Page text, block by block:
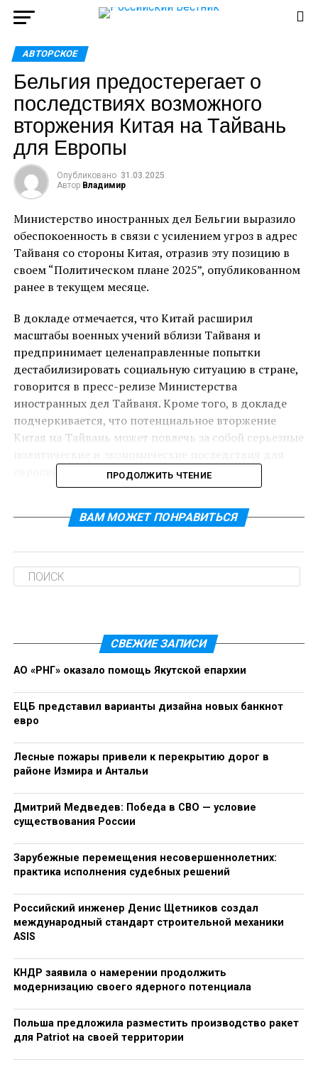
АВТОРСКОЕ
Бельгия предостерегает о
последствиях возможного
вторжения Китая на Тайвань
для Европы
Опубликовано 31.03.2025
Автор Владимир
Министерство иностранных дел Бельгии выразило
обеспокоенность в связи с усилением угроз в адрес
Тайваня со стороны Китая, отразив эту позицию в
своем “Политическом плане 2025”, опубликованном
ранее в текущем месяце.
В докладе отмечается, что Китай расширил
масштабы военных учений вблизи Тайваня и
предпринимает целенаправленные попытки
дестабилизировать социальную ситуацию в стране,
говорится в пресс-релизе Министерства
иностранных дел Тайваня. Кроме того, в докладе
подчеркивается, что потенциальное вторжение
Китая на Тайвань может повлечь за собой серьезные
европейских стран.
заинтересованные стороны к поддержанию
и воздержанию от провокационных действий,
способных спровоцировать конфликт. Особое
внимание уделяется важности сохранения
Министерство иностранных дел Тайваня заявило,
что данный доклад отражает “обеспокоенность
проливе” и поддержку усилий по поддержанию
мира и стабильности. Ведомство выразило надежду
расширение сотрудничества с Бельгией в целях
поддержания международного порядка,
основанного на соблюдении правил, и содействия
миру в регионе.
RELATED TOPICS:
CЛЕДУЮЩЕЕ
ОРВИ и грипп в любое время года: почему
игнорировать симптомы — рискованно
НЕ ПРОПУСТИТЕ
Администрация Трампа рассматривает варианты
ПРОДОЛЖИТЬ ЧТЕНИЕ
ВАМ МОЖЕТ ПОНРАВИТЬСЯ
СВЕЖИЕ ЗАПИСИ
АО «РНГ» оказало помощь Якутской епархии
ЕЦБ представил варианты дизайна новых банкнот
евро
Лесные пожары привели к перекрытию дорог в
районе Измира и Антальи
Дмитрий Медведев: Победа в СВО — условие
существования России
Зарубежные перемещения несовершеннолетних:
практика исполнения судебных решений
Российский инженер Денис Щетников создал
международный стандарт строительной механики
ASIS
КНДР заявила о намерении продолжить
модернизацию своего ядерного потенциала
Польша предложила разместить производство ракет
для Patriot на своей территории